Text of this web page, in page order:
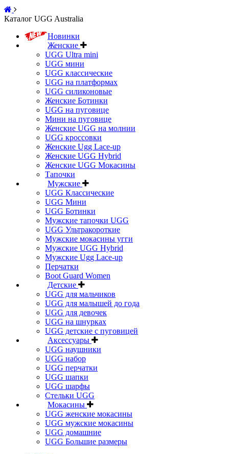
Каталог UGG Australia
Новинки
Женские
UGG Ultra mini
UGG мини
UGG классические
UGG на платформах
UGG силиконовые
Женские Ботинки
UGG на пуговице
Мини на пуговице
Женские UGG на молнии
UGG кроссовки
Женские Ugg Lace-up
Женские UGG Hybrid
Женские UGG Мокасины
Тапочки
Мужские
UGG Классические
UGG Мини
UGG Ботинки
Мужские тапочки UGG
UGG Ультракороткие
Мужские мокасины угги
Мужские UGG Hybrid
Мужские Ugg Lace-up
Перчатки
Boot Guard Women
Детские
UGG для мальчиков
UGG для малышей до года
UGG для девочек
UGG на шнурках
UGG детские с пуговицей
Аксессуары
UGG наушники
UGG набор
UGG перчатки
UGG шапки
UGG шарфы
Стельки UGG
Мокасины
UGG женские мокасины
UGG мужские мокасины
UGG домашние
UGG Большие размеры